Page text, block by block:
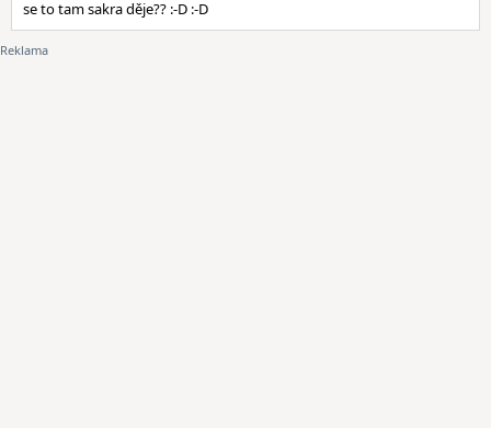
se to tam sakra děje?? :-D :-D